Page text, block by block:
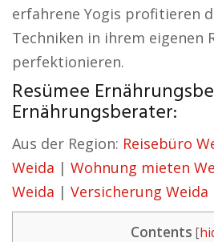
erfahrene Yogis profitieren
Techniken in ihrem eigenen
perfektionieren.
Resümee
Ernährungsberater:
Aus der Region: Reisebüro
Weida | Wohnung mieten
Weida | Versicherung Weida
Contents [